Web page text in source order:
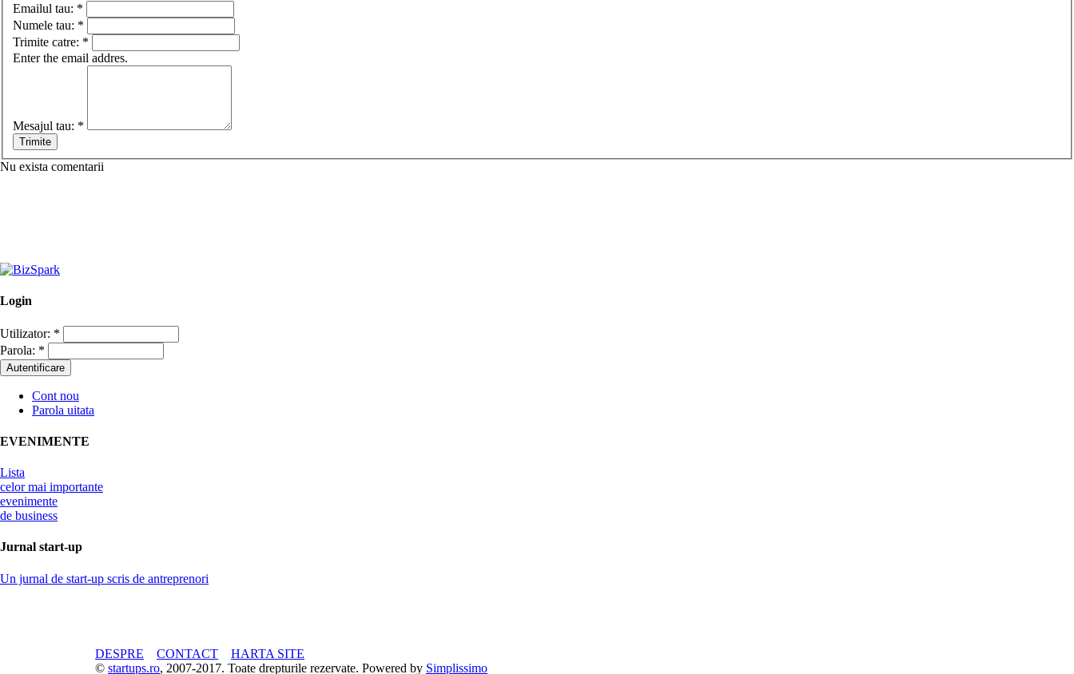
Emailul tau: *
Numele tau: *
Trimite catre: *
Enter the email addres.
Mesajul tau: *
Nu exista comentarii
Login
Utilizator: *
Parola: *
Cont nou
Parola uitata
EVENIMENTE
Lista
celor mai importante
evenimente
de business
Jurnal start-up
Un jurnal de start-up scris de antreprenori
DESPRE CONTACT
HARTA SITE
© startups.ro, 2007-2017. Toate drepturile rezervate. Powered by Simplissimo